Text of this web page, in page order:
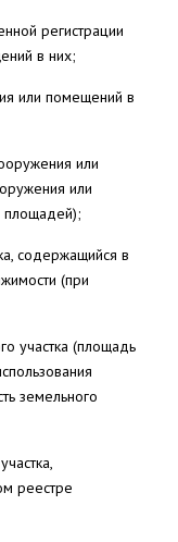
регистрации
в них;
или помещений в
или
или
площадей);
содержащийся в
(при
участка (площадь
земельного
реестре